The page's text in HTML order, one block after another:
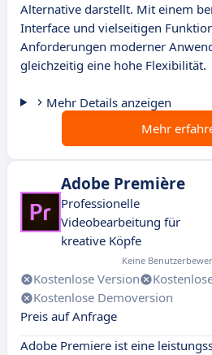
Alternative darstellt. Mit einem
Interface und vielseitigen
Anforderungen moderner
gleichzeitig eine hohe Flexibilität.
Mehr Details anzeigen
Mehr
Adobe Première
Professionelle
Videobearbeitung für
kreative Köpfe
Keine
Kostenlose Version
Kostenlose Demoversion
Preis auf Anfrage
Adobe Premiere ist eine